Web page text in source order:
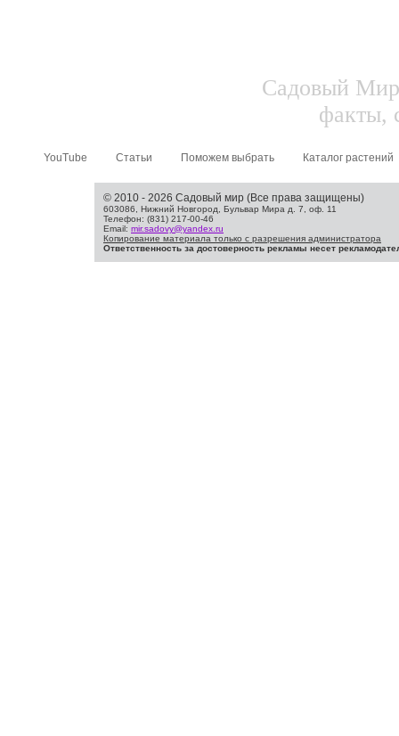
Садовый
факты,
YouTube Статьи Поможем выбрать Каталог растений
© 2010 - 2026 Садовый мир (Все права защищены)
603086, Нижний Новгород, Бульвар Мира д. 7, оф. 11
Телефон: (831) 217-00-46
Email: mir.sadovy@yandex.ru
Копирование материала только с разрешения администратора
Ответственность за достоверность рекламы несет